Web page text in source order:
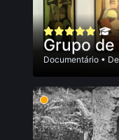
Grupo de
Documentário • De